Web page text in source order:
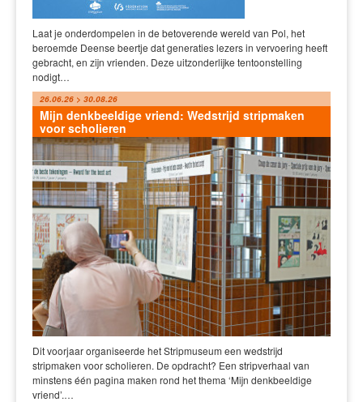
Laat je onderdompelen in de betoverende wereld van Pol, het
beroemde Deense beertje dat generaties lezers in vervoering heeft
gebracht, en zijn vrienden. Deze uitzonderlijke tentoonstelling
nodigt…
26.06.26 > 30.08.26
Mijn denkbeeldige vriend: Wedstrijd stripmaken
voor scholieren
Dit voorjaar organiseerde het Stripmuseum een wedstrijd
stripmaken voor scholieren. De opdracht? Een stripverhaal van
minstens één pagina maken rond het thema ‘Mijn denkbeeldige
vriend’.…